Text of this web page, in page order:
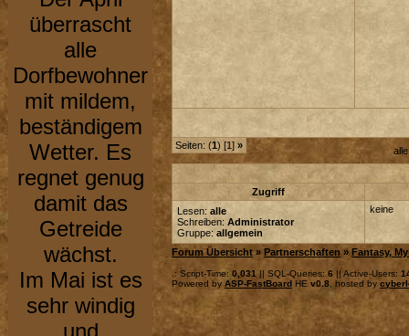
überrascht
alle
Dorfbewohner
mit mildem,
beständigem
Wetter. Es
regnet genug
damit das
Getreide
wächst.
Im Mai ist es
sehr windig
und
Seiten: (1) [1] »
Zugriff
Lesen: alle
Schreiben: Administrator
Gruppe: allgemein
keine
Forum Übersicht »Partnerschaften »Fantasy,
.: Script-Time: 0,031 || SQL-Queries: 6 || Active-Users:
Powered by ASP-FastBoard HE v0.8 , hosted by